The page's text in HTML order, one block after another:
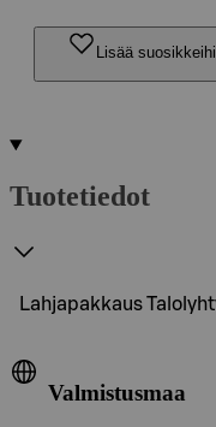
Lisää
Tuotetiedot
Lahjapakkaus
Valmistusmaa